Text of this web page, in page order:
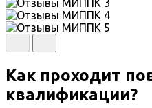
Как проходит
квалификации?